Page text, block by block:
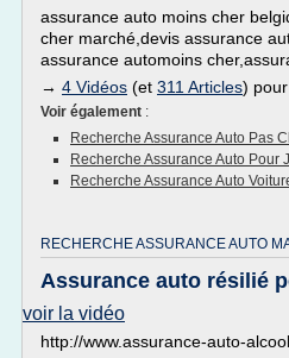
assurance auto moins cher
cher marché,devis assurance
assurance automoins
→ 4 Vidéos (et 311 Articles)
Voir également :
Recherche Assurance Auto Pas
Recherche Assurance Auto Pour
Recherche Assurance Auto
RECHERCHE ASSURANCE AUTO
Assurance auto résilié
voir la vidéo
http://www.assurance-auto-